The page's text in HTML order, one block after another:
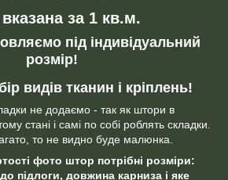
за 1 кв.м.
під індивідуальний
розмір!
видів тканин і кріплень!
не додаємо - так як штори в
стані і самі по собі роблять складки.
то не видно буде малюнка.
фото штор потрібні розміри:
підлоги, довжина карниза і яке